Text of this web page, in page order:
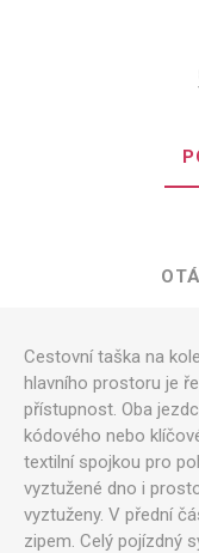
Cestovní taška na
hlavního prostoru je
přístupnost. Oba
kódového nebo
textilní spojkou pro
vyztužené dno i
vyztuženy. V přední
zipem. Celý pojízdný